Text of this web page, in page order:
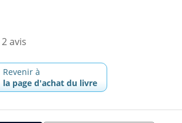
2 avis
Revenir à
la page d'achat du livre